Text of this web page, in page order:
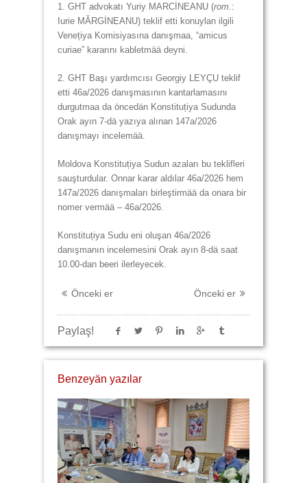
1. GHT advokatı Yuriy MARCİNEANU (rom .:
Iurie MĂRGİNEANU) teklif etti konuylan ilgili
Venețiya Komisiyasına danışmaa, “amicus
curiae” kararını kabletmää deyni.
2. GHT Başı yardımcısı Georgiy LEYÇU teklif
etti 46а/2026 danışmasının kantarlamasını
durgutmaa da öncedän Konstituțiya Sudunda
Orak ayın 7-dä yazıya alınan 147а/2026
danışmayı incelemää.
Moldova Konstituțiya Sudun azaları bu teklifleri
sauşturdular. Onnar karar aldılar 46а/2026 hem
147а/2026 danışmaları birleştirmää da onara bir
nomer vermää – 46а/2026.
Konstituțiya Sudu eni oluşan 46а/2026
danışmanın incelemesini Orak ayın 8-dä saat
10.00-dan beeri ilerleyecek.
Önceki er Önceki er
Paylaş!
Benzeyän yazılar